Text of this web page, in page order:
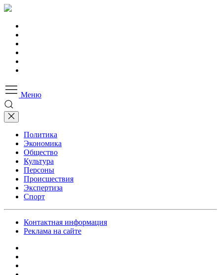
Меню
Политика
Экономика
Общество
Культура
Персоны
Происшествия
Экспертиза
Спорт
Контактная информация
Реклама на сайте